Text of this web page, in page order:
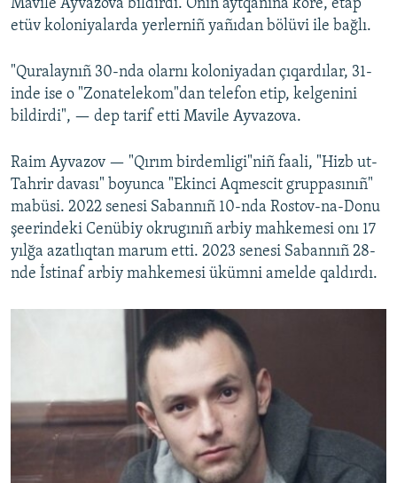
Mavile Ayvazova bildirdi. Onıñ aytqanına köre, etap
etüv koloniyalarda yerlerniñ yañıdan bölüvi ile bağlı.
"Quralaynıñ 30-nda olarnı koloniyadan çıqardılar, 31-
inde ise o "Zonatelekom"dan telefon etip, kelgenini
bildirdi", — dep tarif etti Mavile Ayvazova.
Raim Ayvazov — "Qırım birdemligi"niñ faali, "Hizb ut-
Tahrir davası" boyunca "Ekinci Aqmescit gruppasınıñ"
mabüsi. 2022 senesi Sabannıñ 10-nda Rostov-na-Donu
şeerindeki Cenübiy okrugınıñ arbiy mahkemesi onı 17
yılğa azatlıqtan marum etti. 2023 senesi Sabannıñ 28-
nde İstinaf arbiy mahkemesi ükümni amelde qaldırdı.